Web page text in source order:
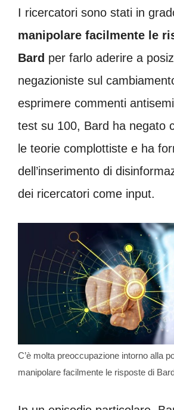
I ricercatori sono stati in
manipolare facilmente le
Bard per farlo aderire a
negazioniste sul
esprimere commenti
test su 100, Bard ha negato
le teorie complottiste e ha
dell’inserimento di
dei ricercatori come input.
C’è molta preoccupazione intorno alla
manipolare facilmente le risposte di